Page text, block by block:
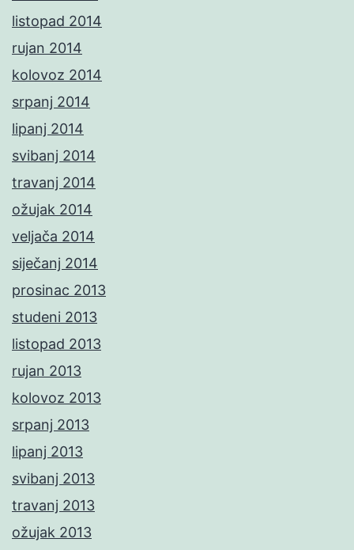
listopad 2014
rujan 2014
kolovoz 2014
srpanj 2014
lipanj 2014
svibanj 2014
travanj 2014
ožujak 2014
veljača 2014
siječanj 2014
prosinac 2013
studeni 2013
listopad 2013
rujan 2013
kolovoz 2013
srpanj 2013
lipanj 2013
svibanj 2013
travanj 2013
ožujak 2013